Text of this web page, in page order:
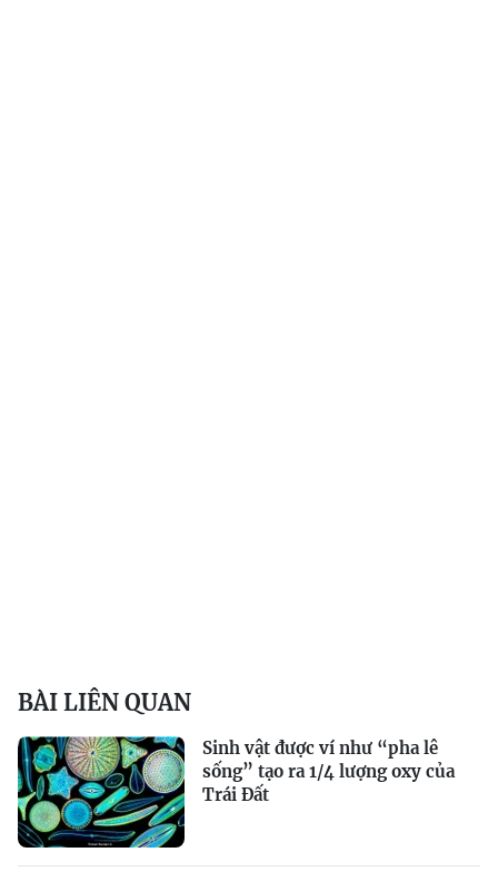
BÀI LIÊN QUAN
Sinh vật được ví như “pha lê
sống” tạo ra 1/4 lượng oxy của
Trái Đất